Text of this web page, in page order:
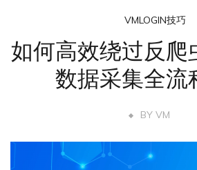
VMLOGIN技巧
如何高效绕过反爬
数据采集全流
BY VM